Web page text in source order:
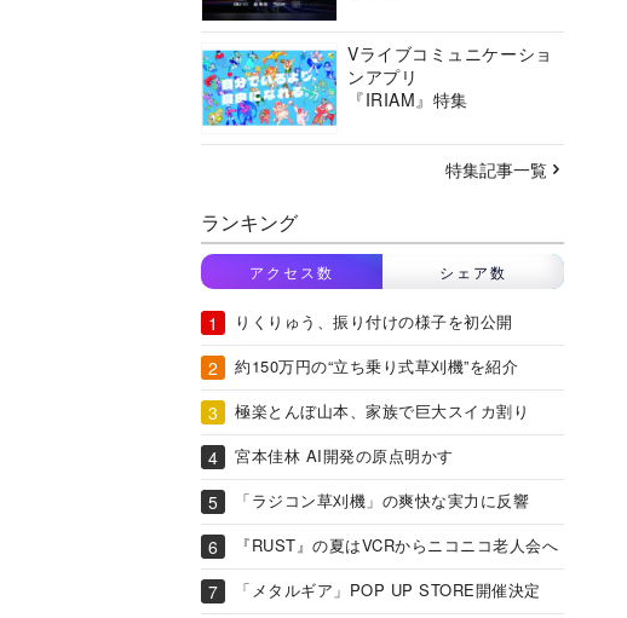
ーシアムの挑戦に迫る
Vライブコミュニケーショ
ンアプリ
『IRIAM』特集
特集記事一覧
ランキング
アクセス数 シェア数
りくりゅう、振り付けの様子を初公開
約150万円の“立ち乗り式草刈機”を紹介
極楽とんぼ山本、家族で巨大スイカ割り
宮本佳林 AI開発の原点明かす
「ラジコン草刈機」の爽快な実力に反響
『RUST』の夏はVCRからニコニコ老人会へ
「メタルギア」POP UP STORE開催決定